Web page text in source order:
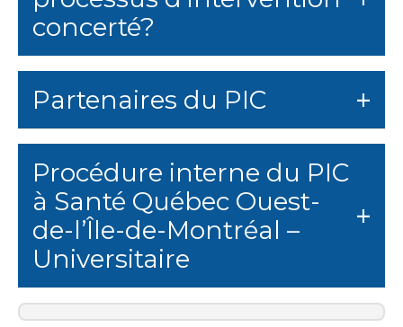
concerté?
Partenaires du PIC
Procédure interne du PIC
à Santé Québec Ouest-
de-l’Île-de-Montréal –
Universitaire